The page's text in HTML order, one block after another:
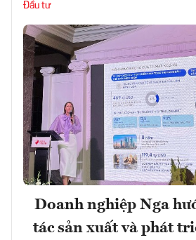
Đầu tư
Doanh nghiệp Nga
tác sản xuất và phát